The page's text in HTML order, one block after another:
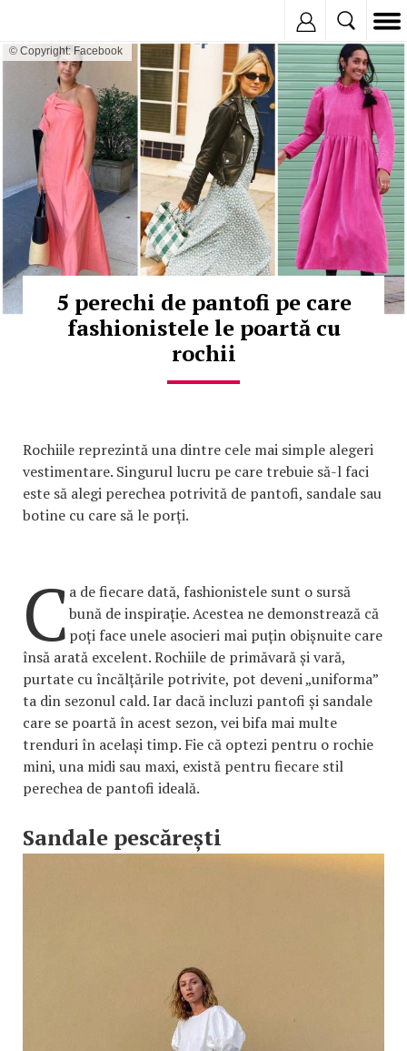
© Copyright: Facebook
5 perechi de pantofi pe care
fashionistele le poartă cu
rochii
Rochiile reprezintă una dintre cele mai simple alegeri
vestimentare. Singurul lucru pe care trebuie să-l faci
este să alegi perechea potrivită de pantofi, sandale sau
botine cu care să le porți.
C a de fiecare dată, fashionistele sunt o sursă
bună de inspirație. Acestea ne demonstrează că
poți face unele asocieri mai puțin obișnuite care
însă arată excelent. Rochiile de primăvară și vară,
purtate cu încălțările potrivite, pot deveni „uniforma”
ta din sezonul cald. Iar dacă incluzi pantofi și sandale
care se poartă în acest sezon, vei bifa mai multe
trenduri în același timp. Fie că optezi pentru o rochie
mini, una midi sau maxi, există pentru fiecare stil
perechea de pantofi ideală.
Sandale pescărești